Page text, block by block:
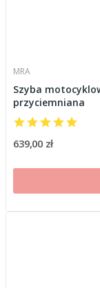
MRA
Szyba
przyciemniana
639,00 zł